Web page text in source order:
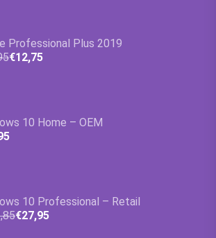
Professional Plus 2019
€12,75
10 Home – OEM
10 Professional – Retail
€27,95